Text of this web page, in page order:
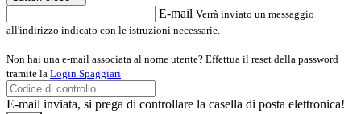
E-mail Verrà inviato un messaggio
all'indirizzo indicato con le istruzioni necessarie.
Non hai una e-mail associata al nome utente? Effettua il reset della password
tramite la Login Spaggiari
E-mail inviata, si prega di controllare la casella di posta elettronica!